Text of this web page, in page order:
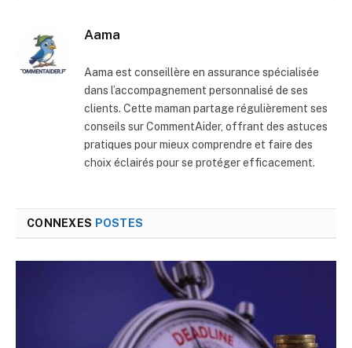
Aama
Aama est conseillère en assurance spécialisée
dans l’accompagnement personnalisé de ses
clients. Cette maman partage régulièrement ses
conseils sur CommentAider, offrant des astuces
pratiques pour mieux comprendre et faire des
choix éclairés pour se protéger efficacement.
CONNEXES POSTES